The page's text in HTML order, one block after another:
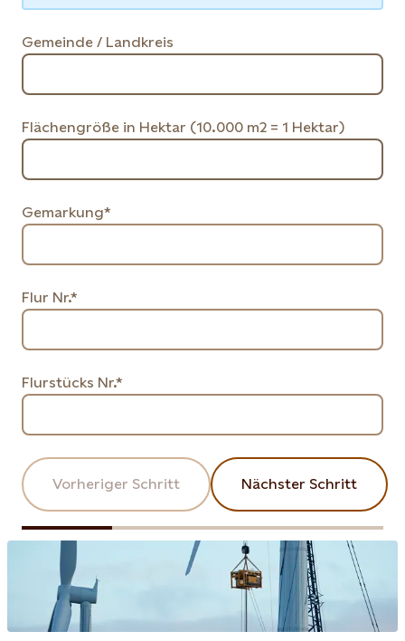
Gemeinde / Landkreis
Flächengröße in Hektar (10.000 m2 = 1 Hektar)
Gemarkung*
Flur Nr.*
Flurstücks Nr.*
Vorheriger Schritt Nächster Schritt